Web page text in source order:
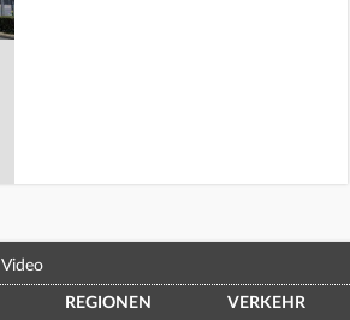
Video
REGIONEN VERKEHR